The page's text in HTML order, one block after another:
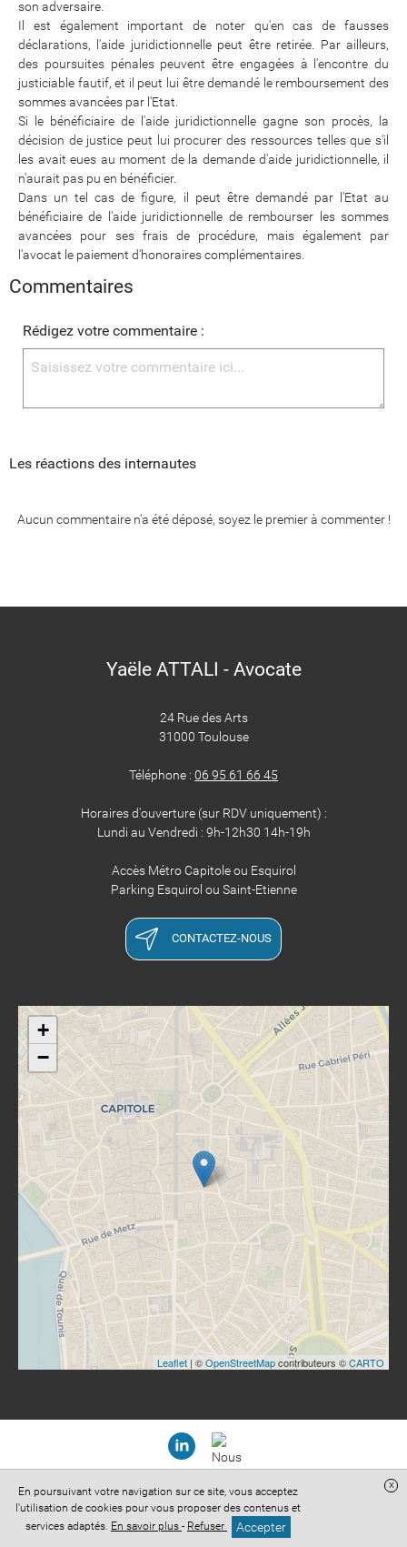
son adversaire.
Il est également important de noter qu'en cas de fausses
déclarations, l'aide juridictionnelle peut être retirée. Par ailleurs,
des poursuites pénales peuvent être engagées à l'encontre du
justiciable fautif, et il peut lui être demandé le remboursement des
sommes avancées par l'Etat.
Si le bénéficiaire de l'aide juridictionnelle gagne son procès, la
décision de justice peut lui procurer des ressources telles que s'il
les avait eues au moment de la demande d'aide juridictionnelle, il
n'aurait pas pu en bénéficier.
Dans un tel cas de figure, il peut être demandé par l'Etat au
bénéficiaire de l'aide juridictionnelle de rembourser les sommes
avancées pour ses frais de procédure, mais également par
l'avocat le paiement d'honoraires complémentaires.
Commentaires
Rédigez votre commentaire :
Les réactions des internautes
Aucun commentaire n'a été déposé, soyez le premier à commenter !
Yaële ATTALI - Avocate
24 Rue des Arts
31000 Toulouse
Téléphone : 06 95 61 66 45
Horaires d'ouverture (sur RDV uniquement) :
Lundi au Vendredi : 9h-12h30 14h-19h
Accès Métro Capitole ou Esquirol
Parking Esquirol ou Saint-Etienne
CONTACTEZ-NOUS
+
−
Leaflet | ©OpenStreetMapcontributeurs ©CARTO
Site réalisé avecDigital Avocat
Accès administration
Confidentialité
Conditions Générales de Vente
Mentions légales
En poursuivant votre navigation sur ce site, vous acceptez
l'utilisation de cookies pour vous proposer des contenus et
services adaptés. En savoir plus - Refuser Accepter
x